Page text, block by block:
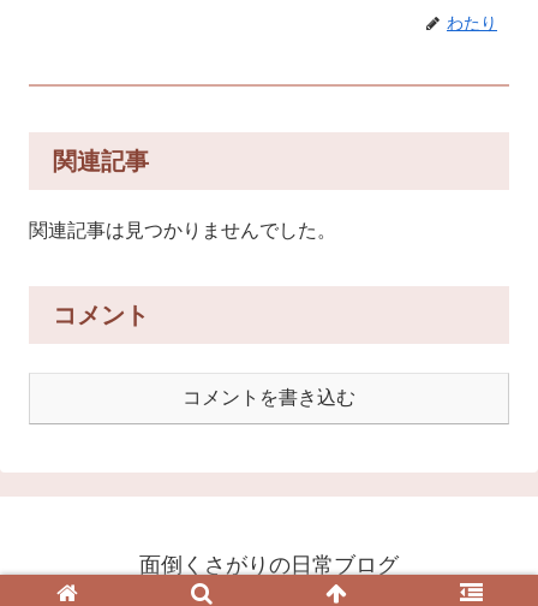
わたり
関連記事
関連記事は見つかりませんでした。
コメント
コメントを書き込む
面倒くさがりの日常ブログ
© 2020 面倒くさがりの日常ブログ.